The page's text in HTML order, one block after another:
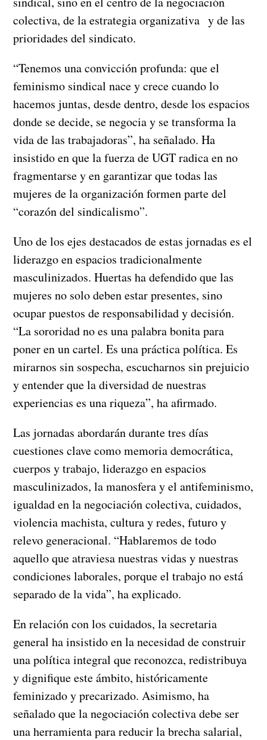
colectiva, de la estrategia organizativa y de las
prioridades del sindicato.
“Tenemos una convicción profunda: que el
feminismo sindical nace y crece cuando lo
hacemos juntas, desde dentro, desde los espacios
donde se decide, se negocia y se transforma la
vida de las trabajadoras”, ha señalado. Ha
insistido en que la fuerza de UGT radica en no
fragmentarse y en garantizar que todas las
mujeres de la organización formen parte del
“corazón del sindicalismo”.
Uno de los ejes destacados de estas jornadas es el
liderazgo en espacios tradicionalmente
masculinizados. Huertas ha defendido que las
mujeres no solo deben estar presentes, sino
ocupar puestos de responsabilidad y decisión.
“La sororidad no es una palabra bonita para
poner en un cartel. Es una práctica política. Es
mirarnos sin sospecha, escucharnos sin prejuicio
y entender que la diversidad de nuestras
experiencias es una riqueza”, ha afirmado.
Las jornadas abordarán durante tres días
cuestiones clave como memoria democrática,
cuerpos y trabajo, liderazgo en espacios
masculinizados, la manosfera y el antifeminismo,
igualdad en la negociación colectiva, cuidados,
violencia machista, cultura y redes, futuro y
relevo generacional. “Hablaremos de todo
aquello que atraviesa nuestras vidas y nuestras
condiciones laborales, porque el trabajo no está
separado de la vida”, ha explicado.
En relación con los cuidados, la secretaria
general ha insistido en la necesidad de construir
una política integral que reconozca, redistribuya
y dignifique este ámbito, históricamente
feminizado y precarizado. Asimismo, ha
señalado que la negociación colectiva debe ser
una herramienta para reducir la brecha salarial,